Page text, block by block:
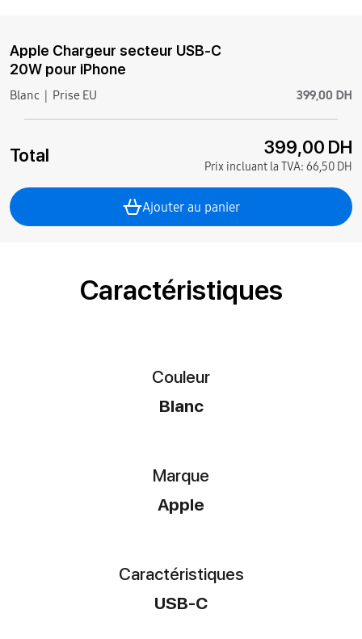
Apple Chargeur secteur USB‑C
20W pour iPhone
Blanc Prise EU 399,00 DH
Total 399,00 DH
Prix incluant la TVA: 66,50 DH
Ajouter au panier
Caractéristiques
Couleur
Blanc
Marque
Apple
Caractéristiques
USB-C